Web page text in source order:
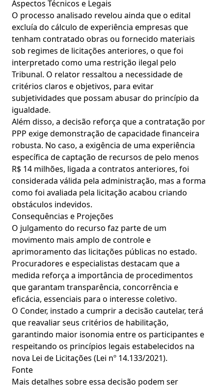
Aspectos Técnicos e Legais
O processo analisado revelou ainda que o edital
excluía do cálculo de experiência empresas que
tenham contratado obras ou fornecido materiais
sob regimes de licitações anteriores, o que foi
interpretado como uma restrição ilegal pelo
Tribunal. O relator ressaltou a necessidade de
critérios claros e objetivos, para evitar
subjetividades que possam abusar do princípio da
igualdade.
Além disso, a decisão reforça que a contratação por
PPP exige demonstração de capacidade financeira
robusta. No caso, a exigência de uma experiência
específica de captação de recursos de pelo menos
R$ 14 milhões, ligada a contratos anteriores, foi
considerada válida pela administração, mas a forma
como foi avaliada pela licitação acabou criando
obstáculos indevidos.
Consequências e Projeções
O julgamento do recurso faz parte de um
movimento mais amplo de controle e
aprimoramento das licitações públicas no estado.
Procuradores e especialistas destacam que a
medida reforça a importância de procedimentos
que garantam transparência, concorrência e
eficácia, essenciais para o interesse coletivo.
O Conder, instado a cumprir a decisão cautelar, terá
que reavaliar seus critérios de habilitação,
garantindo maior isonomia entre os participantes e
respeitando os princípios legais estabelecidos na
nova Lei de Licitações (Lei nº 14.133/2021).
Fonte
Mais detalhes sobre essa decisão podem ser